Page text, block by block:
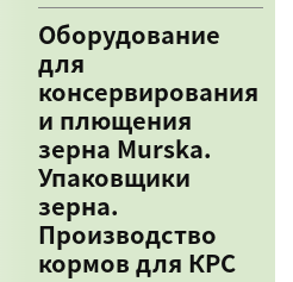
Оборудование
для
консервирования
и плющения
зерна Murska.
Упаковщики
зерна.
Производство
кормов для КРС